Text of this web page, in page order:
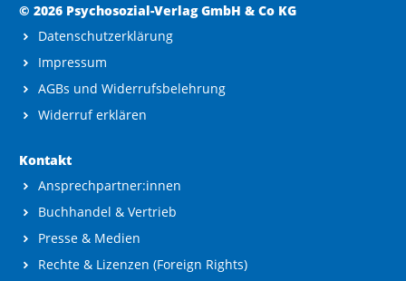
© 2026 Psychosozial-Verlag GmbH & Co KG
Datenschutzerklärung
Impressum
AGBs und Widerrufsbelehrung
Widerruf erklären
Kontakt
Ansprechpartner:innen
Buchhandel & Vertrieb
Presse & Medien
Rechte & Lizenzen (Foreign Rights)